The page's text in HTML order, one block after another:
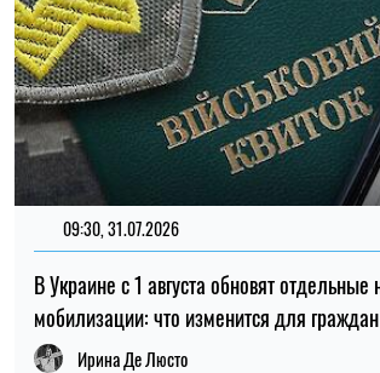
09:30, 31.07.2026
В Украине с 1 августа обновят
мобилизации: что изменится для граждан
Ирина Де Люсто